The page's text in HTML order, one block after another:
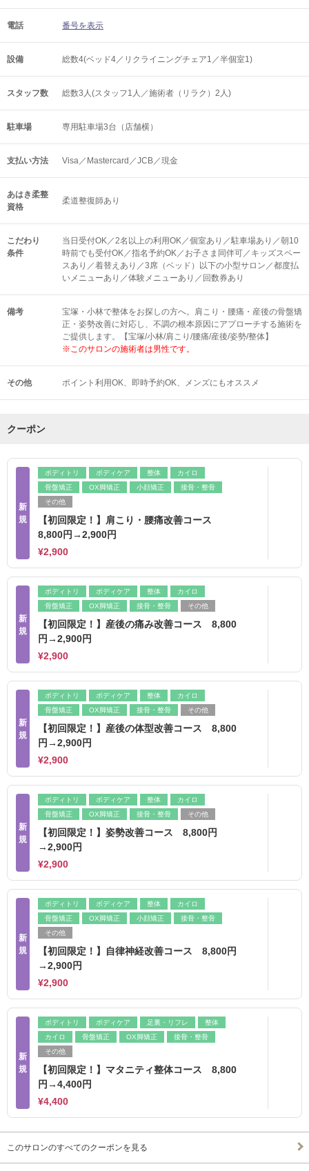
電話 番号を表示
設備 総数4(ベッド4／リクライニングチェア1／半個室1)
スタッフ数 総数3人(スタッフ1人／施術者（リラク）2人)
駐車場 専用駐車場3台（店舗横）
支払い方法 Visa／Mastercard／JCB／現金
あはき柔整
資格
柔道整復師あり
こだわり
条件
当日受付OK／2名以上の利用OK／個室あり／駐車場あり／朝10
時前でも受付OK／指名予約OK／お子さま同伴可／キッズスペー
スあり／着替えあり／3席（ベッド）以下の小型サロン／都度払
いメニューあり／体験メニューあり／回数券あり
備考
宝塚・小林で整体をお探しの方へ。肩こり・腰痛・産後の骨盤矯
正・姿勢改善に対応し、不調の根本原因にアプローチする施術を
ご提供します。【宝塚/小林/肩こり/腰痛/産後/姿勢/整体】
※このサロンの施術者は男性です。
その他 ポイント利用OK 即時予約OK メンズにもオススメ
クーポン
新
規
ボディトリ ボディケア 整体
カイロ
骨盤矯正
OX脚矯正 小顔矯正
接骨・整骨
その他
【初回限定！】肩こり・腰痛改善コース
8,800円→2,900円
¥2,900
新
規
ボディトリ ボディケア 整体
カイロ
骨盤矯正
OX脚矯正 接骨・整骨 その他
【初回限定！】産後の痛み改善コース 8,800
円→2,900円
¥2,900
新
規
ボディトリ ボディケア 整体
カイロ
骨盤矯正
OX脚矯正 接骨・整骨 その他
【初回限定！】産後の体型改善コース 8,800
円→2,900円
¥2,900
新
規
ボディトリ ボディケア 整体
カイロ
骨盤矯正
OX脚矯正 接骨・整骨 その他
【初回限定！】姿勢改善コース 8,800円
→2,900円
¥2,900
新
規
ボディトリ ボディケア 整体
カイロ
骨盤矯正
OX脚矯正 小顔矯正
接骨・整骨
その他
【初回限定！】自律神経改善コース 8,800円
→2,900円
¥2,900
新
規
ボディトリ ボディケア 足裏・リフレ
整体
カイロ
骨盤矯正 OX脚矯正
接骨・整骨
その他
【初回限定！】マタニティ整体コース 8,800
円→4,400円
¥4,400
このサロンのすべてのクーポンを見る